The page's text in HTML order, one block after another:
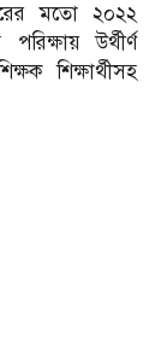
মতো ২০২২
উর্থীর্ণ
শিক্ষার্থীসহ